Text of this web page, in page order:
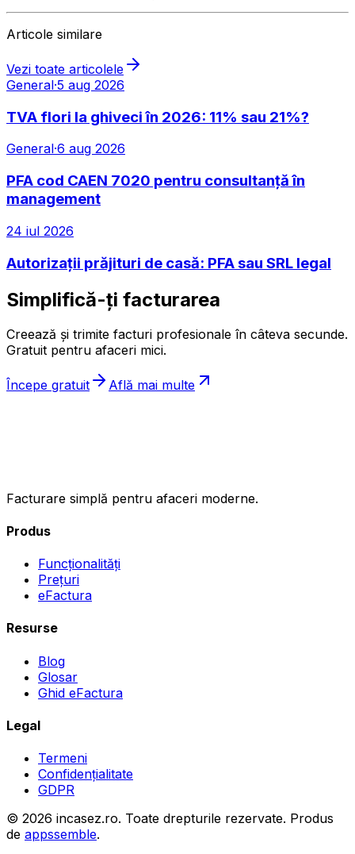
Articole similare
Vezi toate articolele
General·5 aug 2026
TVA flori la ghiveci în 2026: 11% sau 21%?
General·6 aug 2026
PFA cod CAEN 7020 pentru consultanță în
management
24 iul 2026
Autorizații prăjituri de casă: PFA sau SRL legal
Simplifică-ți facturarea
Creează și trimite facturi profesionale în câteva secunde.
Gratuit pentru afaceri mici.
Începe gratuit Află mai multe
Facturare simplă pentru afaceri moderne.
Produs
Funcționalități
Prețuri
eFactura
Resurse
Blog
Glosar
Ghid eFactura
Legal
Termeni
Confidențialitate
GDPR
© 2026 incasez.ro. Toate drepturile rezervate. Produs
de appssemble.